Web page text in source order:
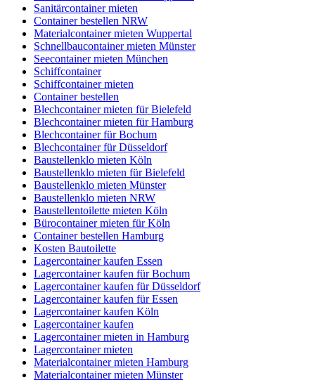
Sanitärcontainer mieten
Container bestellen NRW
Materialcontainer mieten Wuppertal
Schnellbaucontainer mieten Münster
Seecontainer mieten München
Schiffcontainer
Schiffcontainer mieten
Container bestellen
Blechcontainer mieten für Bielefeld
Blechcontainer mieten für Hamburg
Blechcontainer für Bochum
Blechcontainer für Düsseldorf
Baustellenklo mieten Köln
Baustellenklo mieten für Bielefeld
Baustellenklo mieten Münster
Baustellenklo mieten NRW
Baustellentoilette mieten Köln
Bürocontainer mieten für Köln
Container bestellen Hamburg
Kosten Bautoilette
Lagercontainer kaufen Essen
Lagercontainer kaufen für Bochum
Lagercontainer kaufen für Düsseldorf
Lagercontainer kaufen für Essen
Lagercontainer kaufen Köln
Lagercontainer kaufen
Lagercontainer mieten in Hamburg
Lagercontainer mieten
Materialcontainer mieten Hamburg
Materialcontainer mieten Münster